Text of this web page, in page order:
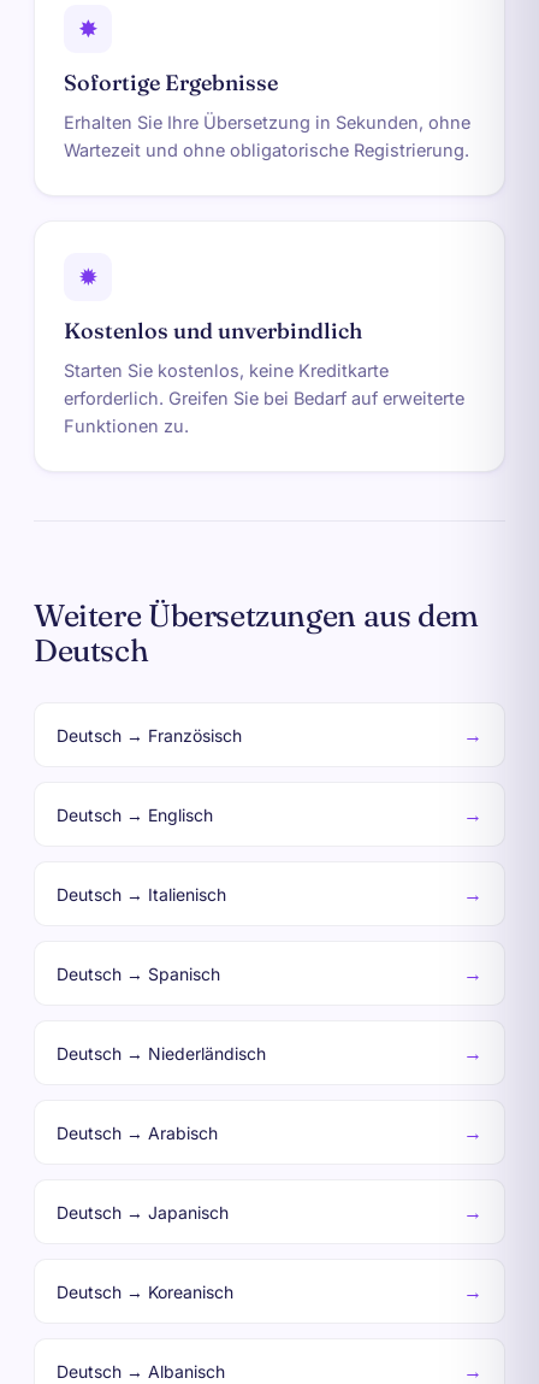
✸
Sofortige Ergebnisse
Erhalten Sie Ihre Übersetzung in Sekunden, ohne
Wartezeit und ohne obligatorische Registrierung.
✹
Kostenlos und unverbindlich
Starten Sie kostenlos, keine Kreditkarte
erforderlich. Greifen Sie bei Bedarf auf erweiterte
Funktionen zu.
Weitere Übersetzungen aus dem
Deutsch
Deutsch → Französisch →
Deutsch → Englisch →
Deutsch → Italienisch →
Deutsch → Spanisch →
Deutsch → Niederländisch →
Deutsch → Arabisch →
Deutsch → Japanisch →
Deutsch → Koreanisch →
Deutsch → Albanisch →